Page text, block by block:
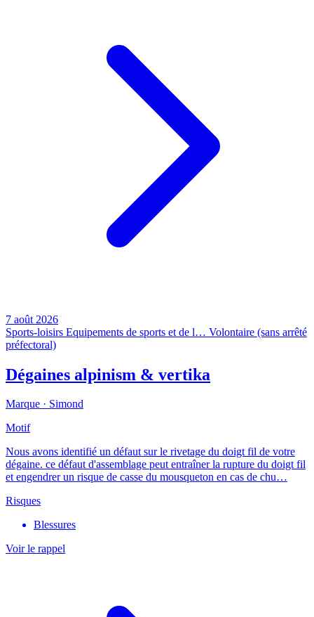
7 août 2026
Sports-loisirs Equipements de sports et de l… Volontaire (sans arrêté
préfectoral)
Dégaines alpinism & vertika
Marque · Simond
Motif
Nous avons identifié un défaut sur le rivetage du doigt fil de votre
dégaine. ce défaut d'assemblage peut entraîner la rupture du doigt fil
et engendrer un risque de casse du mousqueton en cas de chu…
Risques
Blessures
Voir le rappel